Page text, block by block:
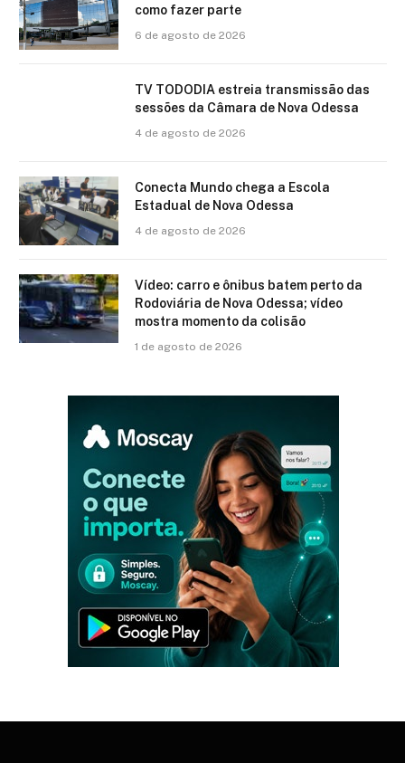
como fazer parte
6 de agosto de 2026
TV TODODIA estreia transmissão das
sessões da Câmara de Nova Odessa
4 de agosto de 2026
Conecta Mundo chega a Escola
Estadual de Nova Odessa
4 de agosto de 2026
Vídeo: carro e ônibus batem perto da
Rodoviária de Nova Odessa; vídeo
mostra momento da colisão
1 de agosto de 2026